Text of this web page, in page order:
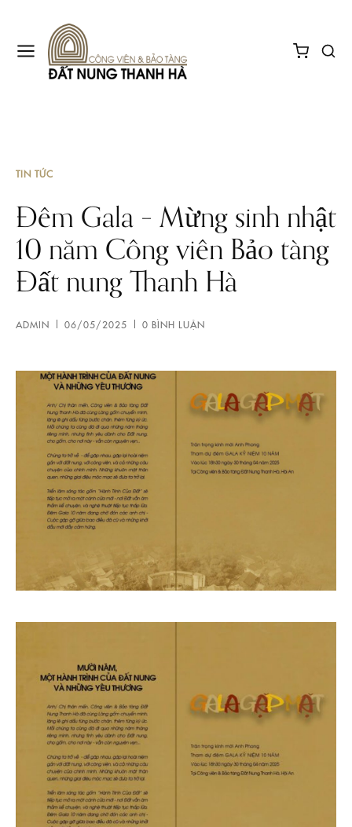
TIN TỨC
Đêm Gala – Mừng sinh nhật
10 năm Công viên Bảo tàng
Đất nung Thanh Hà
ADMIN 06/05/2025 0 BÌNH LUẬN